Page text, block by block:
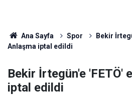
Ana Sayfa Spor
Bekir
Anlaşma iptal edildi
Bekir İrtegün'e 'FETÖ'
iptal edildi